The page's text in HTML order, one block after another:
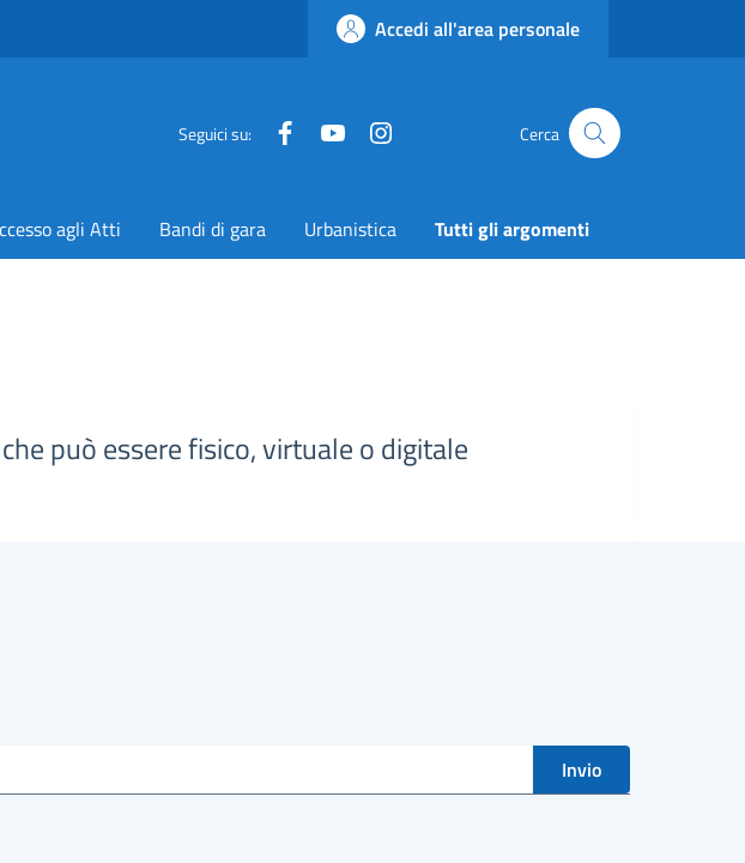
Accedi all'area personale
Seguici su: FacebookYouTube Cerca
agli Atti Bandi di gara Urbanistica Tutti gli argomenti
può essere fisico, virtuale o digitale
Invio